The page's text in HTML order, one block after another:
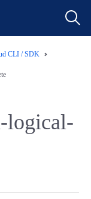
CLI / SDK
logical-